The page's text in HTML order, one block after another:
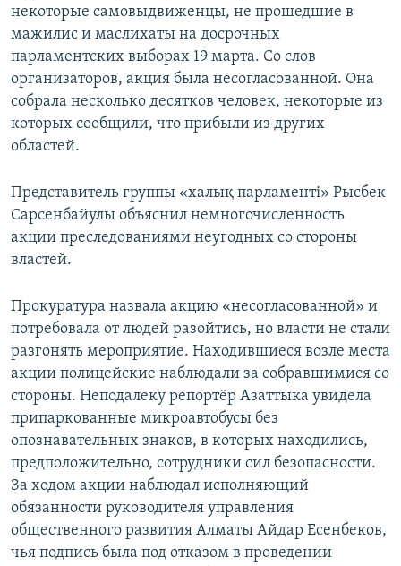
некоторые самовыдвиженцы, не прошедшие в
мажилис и маслихаты на досрочных
парламентских выборах 19 марта. Со слов
организаторов, акция была несогласованной. Она
собрала несколько десятков человек, некоторые из
которых сообщили, что прибыли из других
областей.
Представитель группы «халық парламенті» Рысбек
Сарсенбайулы объяснил немногочисленность
акции преследованиями неугодных со стороны
властей.
Прокуратура назвала акцию «несогласованной» и
потребовала от людей разойтись, но власти не стали
разгонять мероприятие. Находившиеся возле места
акции полицейские наблюдали за собравшимися со
стороны. Неподалеку репортёр Азаттыка увидела
припаркованные микроавтобусы без
опознавательных знаков, в которых находились,
предположительно, сотрудники сил безопасности.
За ходом акции наблюдал исполняющий
обязанности руководителя управления
общественного развития Алматы Айдар Есенбеков,
чья подпись была под отказом в проведении